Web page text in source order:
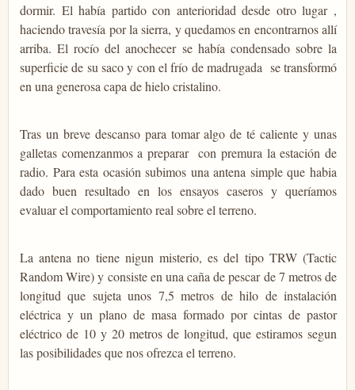
dormir. El había partido con anterioridad desde otro lugar ,
haciendo travesía por la sierra, y quedamos en encontrarnos allí
arriba. El rocío del anochecer se había condensado sobre la
superficie de su saco y con el frío de madrugada se transformó
en una generosa capa de hielo cristalino.
Tras un breve descanso para tomar algo de té caliente y unas
galletas comenzanmos a preparar con premura la estación de
radio. Para esta ocasión subimos una antena simple que habia
dado buen resultado en los ensayos caseros y queríamos
evaluar el comportamiento real sobre el terreno.
La antena no tiene nigun misterio, es del tipo TRW (Tactic
Random Wire) y consiste en una caña de pescar de 7 metros de
longitud que sujeta unos 7,5 metros de hilo de instalación
eléctrica y un plano de masa formado por cintas de pastor
eléctrico de 10 y 20 metros de longitud, que estiramos segun
las posibilidades que nos ofrezca el terreno.